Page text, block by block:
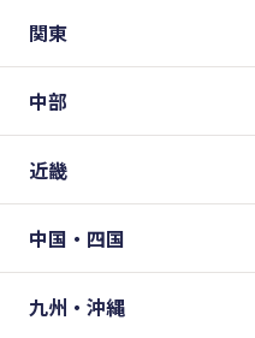
関東
中部
近畿
中国・四国
九州・沖縄